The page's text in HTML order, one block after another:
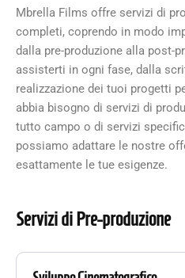
Mbrella Films offre servizi di
completi, coprendo in modo
dalla pre-produzione alla post-
assisterti in ogni fase, dalla
realizzazione dei tuoi progetti
abbia bisogno di servizi di
tutto campo o di servizi
possiamo adattare le nostre
esattamente le tue esigenze.
Servizi di Pre-produzione